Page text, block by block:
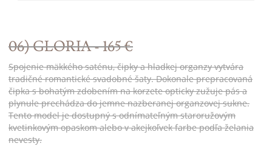
06) GLORIA - 165 €
Spojenie mäkkého saténu, čipky a hladkej organzy vytvára
tradičné romantické svadobné šaty. Dokonale prepracovaná
čipka s bohatým zdobením na korzete opticky zužuje pás a
plynule prechádza do jemne nazberanej organzovej sukne.
Tento model je dostupný s odnímateľným staroružovým
kvetinkovým opaskom alebo v akejkoľvek farbe podľa želania
nevesty.